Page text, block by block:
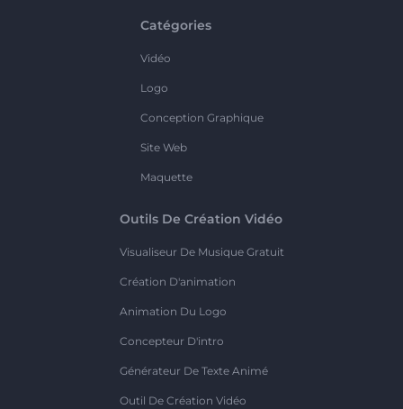
Catégories
Vidéo
Logo
Conception Graphique
Site Web
Maquette
Outils De Création Vidéo
Visualiseur De Musique Gratuit
Création D'animation
Animation Du Logo
Concepteur D'intro
Générateur De Texte Animé
Outil De Création Vidéo